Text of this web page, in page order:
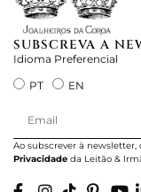
SUBSCREVA A
Idioma Preferencial
PT
EN
Ao subscrever à
Privacidade da Leitão &